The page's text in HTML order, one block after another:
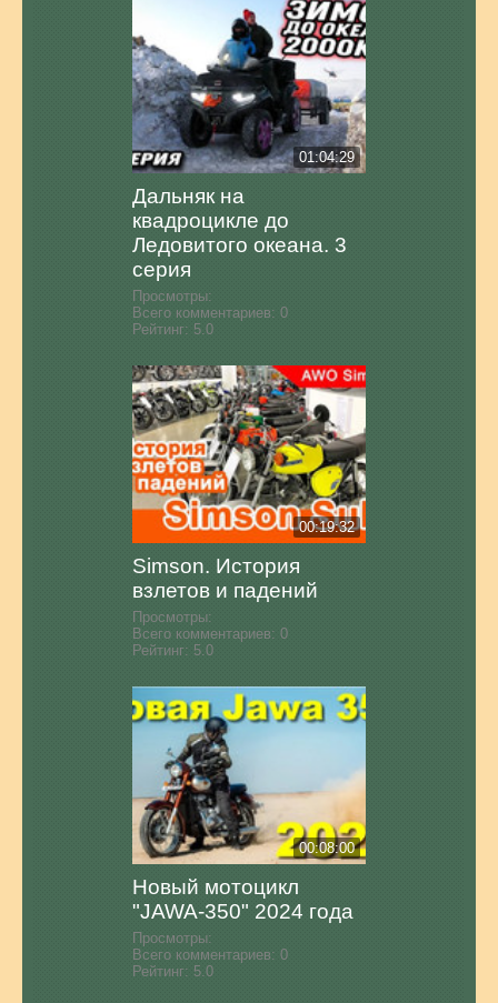
01:04:29
Дальняк на
квадроцикле до
Ледовитого океана. 3
серия
Просмотры:
Всего комментариев: 0
Рейтинг: 5.0
00:19:32
Simson. История
взлетов и падений
Просмотры:
Всего комментариев: 0
Рейтинг: 5.0
00:08:00
Новый мотоцикл
"JAWA-350" 2024 года
Просмотры:
Всего комментариев: 0
Рейтинг: 5.0